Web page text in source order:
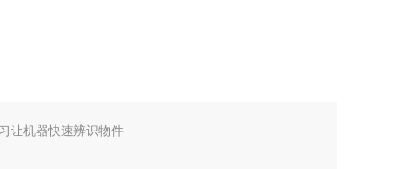
让机器快速辨识物件